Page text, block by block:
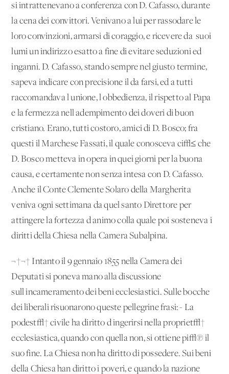
si intrattenevano a conferenza con D. Cafasso, durante
la cena dei convittori. Venivano a lui per rassodare le
loro convinzioni, armarsi di coraggio, e ricevere da' suoi
lumi un indirizzo esatto a fine di evitare seduzioni ed
inganni. D. Cafasso, stando sempre nel giusto termine,
sapeva indicare con precisione il da farsi, ed a tutti
raccomandava l'unione, l'obbedienza, il rispetto al Papa
e la fermezza nell'adempimento dei doveri di buon
cristiano. Erano, tutti costoro, amici di D. Bosco; fra
questi il Marchese Fassati, il quale conosceva ci√≤ che
D. Bosco metteva in opera in quei giorni per la buona
causa, e certamente non senza intesa con D. Cafasso.
Anche il Conte Clemente Solaro della Margherita
veniva ogni settimana da quel santo Direttore per
attingere la fortezza d'animo colla quale poi sosteneva i
diritti della Chiesa nella Camera Subalpina.
¬†¬† Intanto il 9 gennaio 1855 nella Camera dei
Deputati si poneva mano alla discussione
sull'incameramento dei beni ecclesiastici. Sulle bocche
dei liberali risuonarono queste pellegrine frasi: - La
podest√† civile ha diritto d'ingerirsi nella propriet√†
ecclesiastica, quando con quella non, si ottiene pi√π il
suo fine. La Chiesa non ha diritto di possedere. Sui beni
della Chiesa han diritto i poveri, e quando la nazione